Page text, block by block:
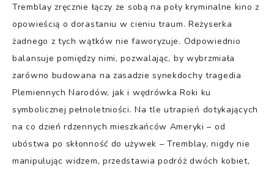
Tremblay zręcznie łączy ze sobą na poły kryminalne kino z
opowieścią o dorastaniu w cieniu traum. Reżyserka
żadnego z tych wątków nie faworyzuje. Odpowiednio
balansuje pomiędzy nimi, pozwalając, by wybrzmiała
zarówno budowana na zasadzie synekdochy tragedia
Plemiennych Narodów, jak i wędrówka Roki ku
symbolicznej pełnoletniości. Na tle utrapień dotykających
na co dzień rdzennych mieszkańców Ameryki – od
ubóstwa po skłonność do używek – Tremblay, nigdy nie
manipulując widzem, przedstawia podróż dwóch kobiet,